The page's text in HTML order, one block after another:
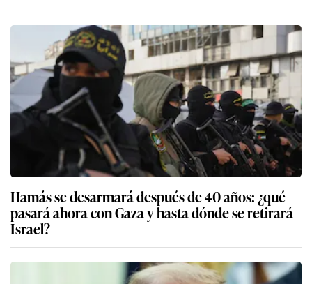
Hamás se desarmará después de 40 años: ¿qué
pasará ahora con Gaza y hasta dónde se retirará
Israel?